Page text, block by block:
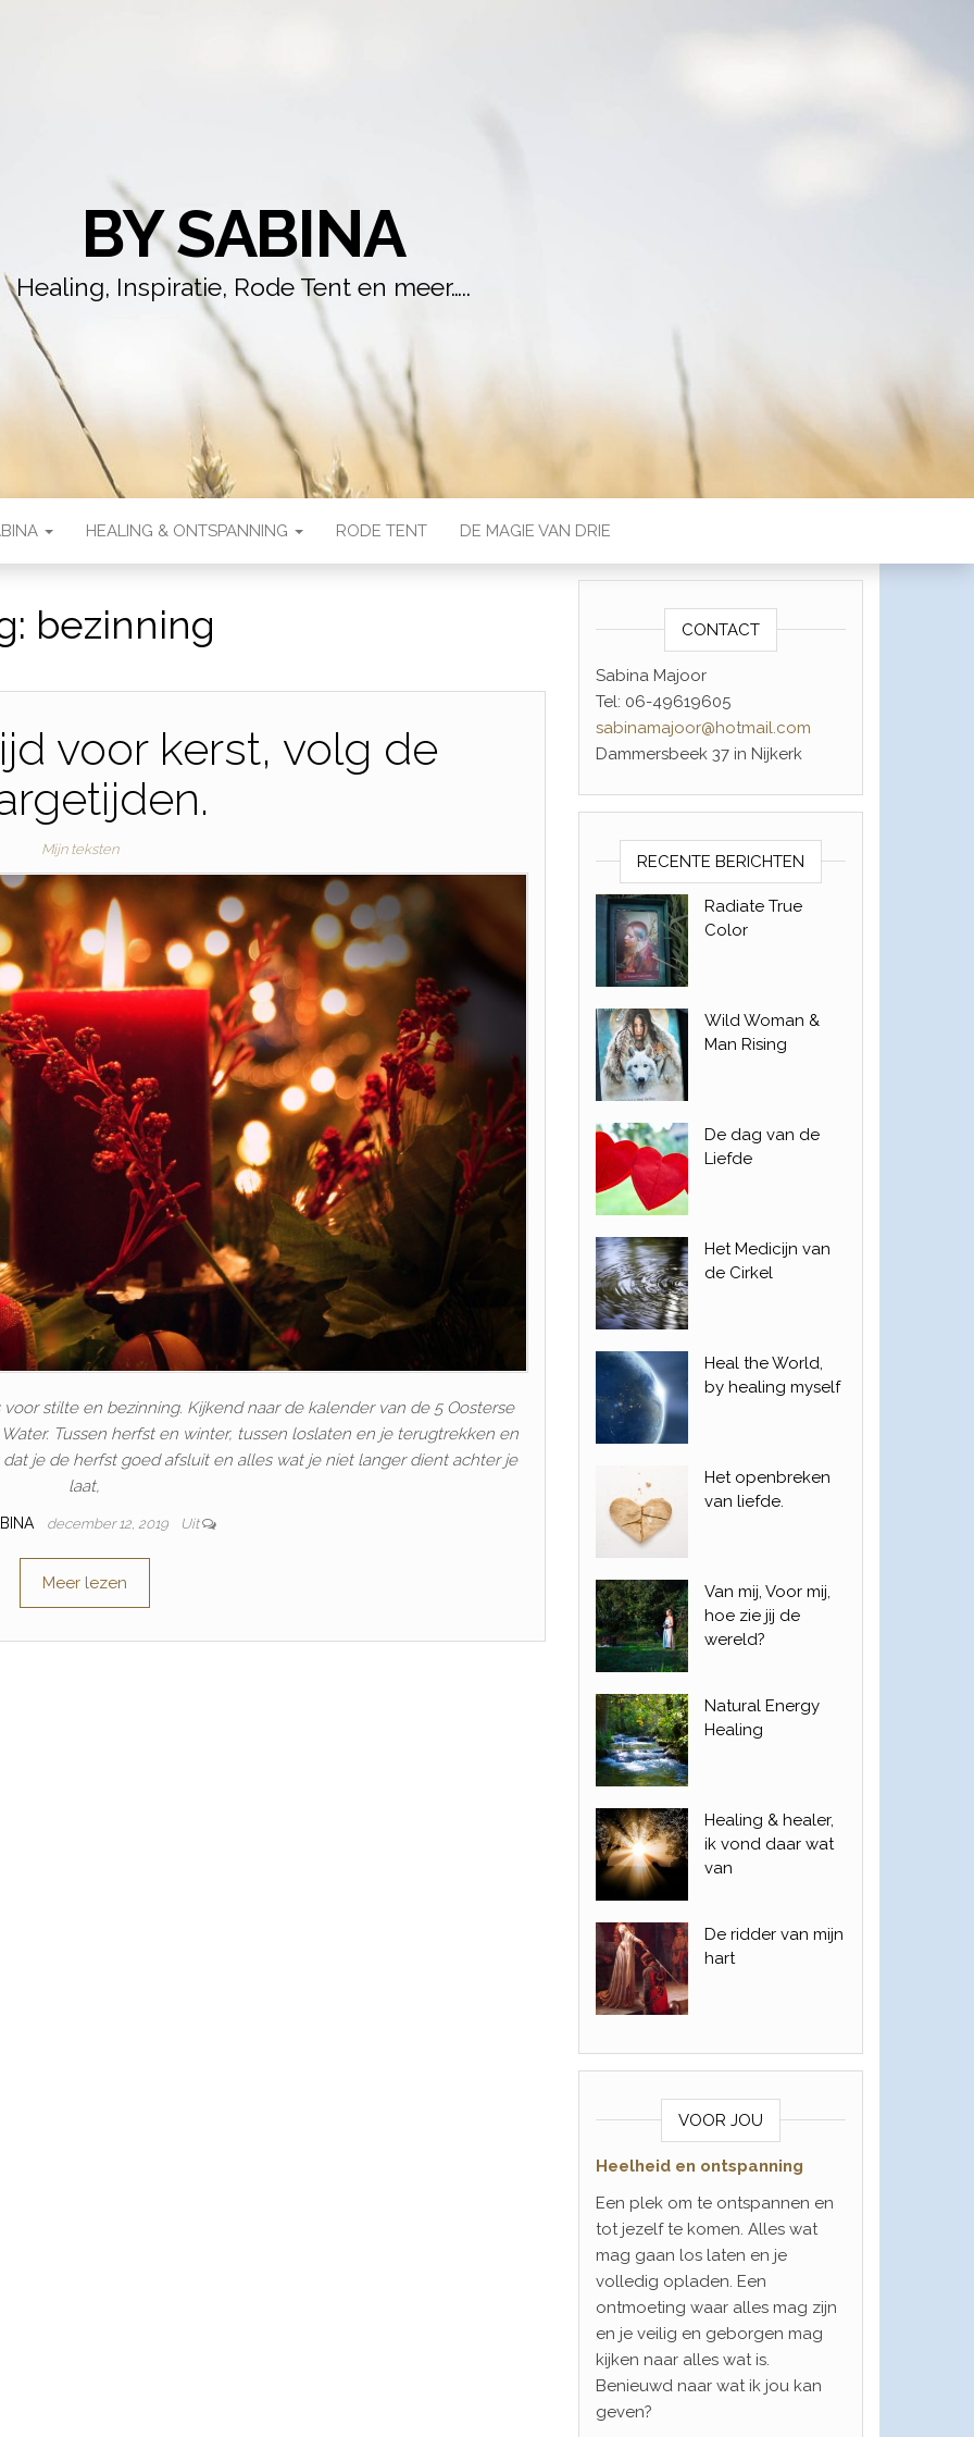
BY SABINA
Healing, Inspiratie, Rode Tent en meer…..
HEALING & ONTSPANNING RODE TENT DE MAGIE VAN DRIE
bezinning
voor kerst, volg de
Mijn teksten
stilte en bezinning. Kijkend naar de kalender van de 5 Oosterse
Tussen herfst en winter, tussen loslaten en je terugtrekken en
je de herfst goed afsluit en alles wat je niet langer dient achter je
laat,
december 12, 2019 Uit
Meer lezen
CONTACT
Sabina Majoor
Tel: 06-49619605
sabinamajoor@hotmail.com
Dammersbeek 37 in Nijkerk
RECENTE BERICHTEN
Radiate True
Color
Wild Woman &
Man Rising
De dag van de
Liefde
Het Medicijn van
de Cirkel
Heal the World,
by healing myself
Het openbreken
van liefde.
Van mij, Voor mij,
hoe zie jij de
wereld?
Natural Energy
Healing
Healing & healer,
ik vond daar wat
van
De ridder van mijn
hart
VOOR JOU
Heelheid en ontspanning
Een plek om te ontspannen en
tot jezelf te komen. Alles wat
mag gaan los laten en je
volledig opladen. Een
ontmoeting waar alles mag zijn
en je veilig en geborgen mag
kijken naar alles wat is.
Benieuwd naar wat ik jou kan
geven?